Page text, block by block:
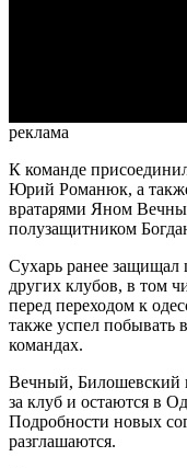
реклама
К команде
Юрий Романюк, а
вратарями Яном
полузащитником
Сухарь ранее защищал
других клубов, в том
перед переходом к
также успел
командах.
Вечный, Билошевский
за клуб и остаются в
Подробности новых
разглашаются.